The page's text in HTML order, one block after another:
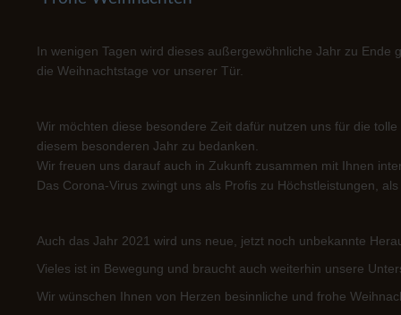
In wenigen Tagen wird dieses außergewöhnliche Jahr zu Ende
die Weihnachtstage vor unserer Tür.
Wir möchten diese besondere Zeit dafür nutzen uns für die
diesem besonderen Jahr zu bedanken.
Wir freuen uns darauf auch in Zukunft zusammen mit Ihnen
Das Corona-Virus zwingt uns als Profis zu Höchstleistungen,
Auch das Jahr 2021 wird uns neue, jetzt noch unbekannte
Vieles ist in Bewegung und braucht auch weiterhin unsere
Wir wünschen Ihnen von Herzen besinnliche und frohe